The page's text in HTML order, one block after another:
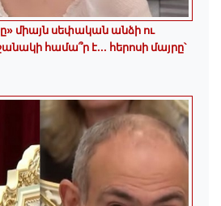
միայն սեփական անձի ու
համա՞ր է․․․ հերոսի մայրը՝